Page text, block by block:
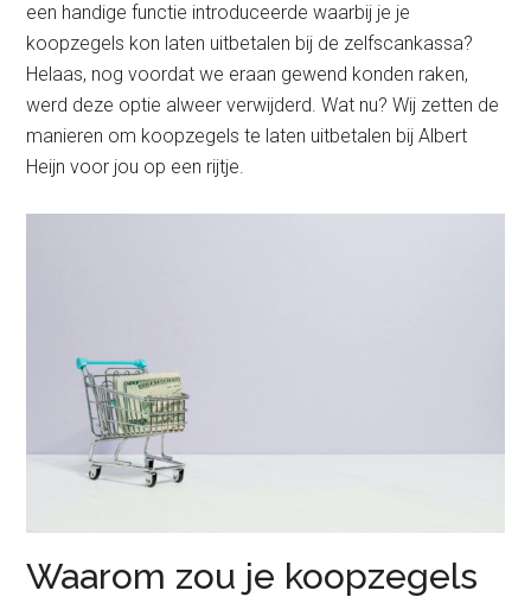
een handige functie introduceerde waarbij je je
koopzegels kon laten uitbetalen bij de zelfscankassa?
Helaas, nog voordat we eraan gewend konden raken,
werd deze optie alweer verwijderd. Wat nu? Wij zetten de
manieren om koopzegels te laten uitbetalen bij Albert
Heijn voor jou op een rijtje.
Waarom zou je koopzegels